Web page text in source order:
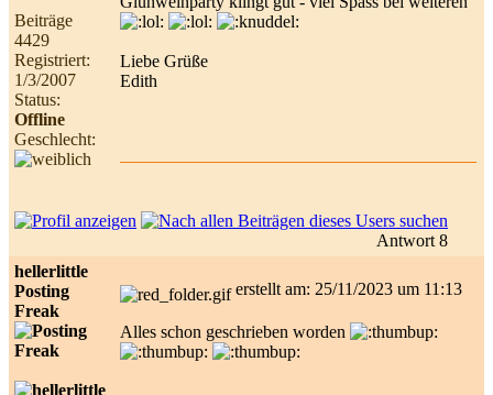
Beiträge
4429
Registriert:
1/3/2007
Status:
Offline
Geschlecht:
Liebe Grüße
Edith
Antwort 8
hellerlittle
Posting
Freak
erstellt am: 25/11/2023 um 11:13
Alles schon geschrieben worden